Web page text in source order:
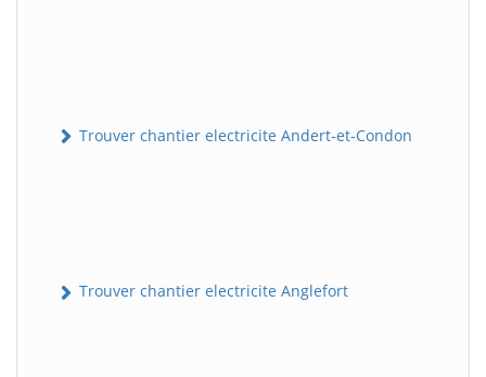
Trouver chantier electricite Andert-et-Condon
Trouver chantier electricite Anglefort